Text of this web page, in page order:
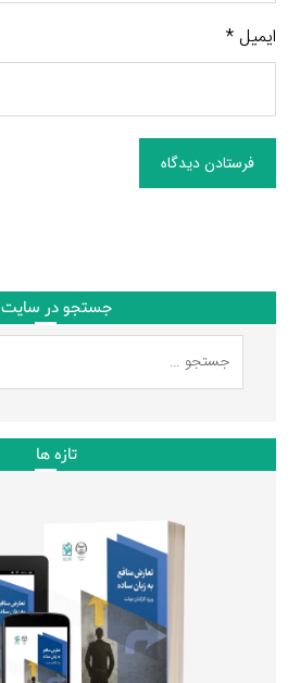
ایمیل*
فرستادن دیدگاه
جستجو در سایت
تازه ها